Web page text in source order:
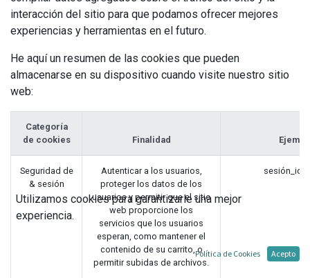
interacción del sitio para que podamos ofrecer mejores
experiencias y herramientas en el futuro.
He aquí un resumen de las cookies que pueden
almacenarse en su dispositivo cuando visite nuestro sitio
web:
Categoría
de cookies
Finalidad
Seguridad de
& sesión
Autenticar a los usuarios,
proteger los datos de los
usuarios y permitir que el sitio
web proporcione los
servicios que los usuarios
esperan, como mantener el
contenido de su carrito, o
permitir subidas de archivos.
sesión_id
Utilizamos cookies para garantizarle una mejor
experiencia.
Política de Cookies Acepto